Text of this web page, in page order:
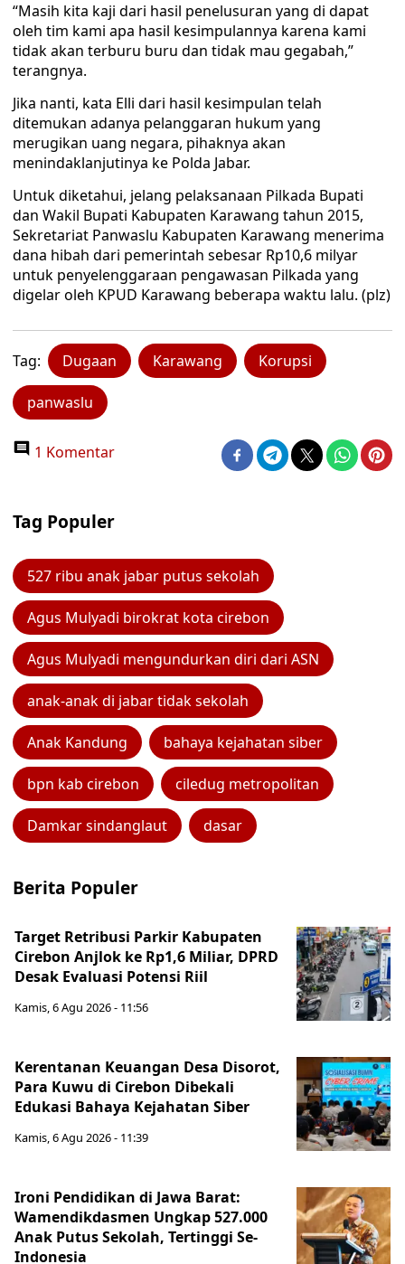
“Masih kita kaji dari hasil penelusuran yang di dapat
oleh tim kami apa hasil kesimpulannya karena kami
tidak akan terburu buru dan tidak mau gegabah,”
terangnya.
Jika nanti, kata Elli dari hasil kesimpulan telah
ditemukan adanya pelanggaran hukum yang
merugikan uang negara, pihaknya akan
menindaklanjutinya ke Polda Jabar.
Untuk diketahui, jelang pelaksanaan Pilkada Bupati
dan Wakil Bupati Kabupaten Karawang tahun 2015,
Sekretariat Panwaslu Kabupaten Karawang menerima
dana hibah dari pemerintah sebesar Rp10,6 milyar
untuk penyelenggaraan pengawasan Pilkada yang
digelar oleh KPUD Karawang beberapa waktu lalu. (plz)
Tag: Dugaan Karawang Korupsi
panwaslu
1 Komentar
Tag Populer
527 ribu anak jabar putus sekolah
Agus Mulyadi birokrat kota cirebon
Agus Mulyadi mengundurkan diri dari ASN
anak-anak di jabar tidak sekolah
Anak Kandung bahaya kejahatan siber
bpn kab cirebon ciledug metropolitan
Damkar sindanglaut dasar
Berita Populer
Target Retribusi Parkir Kabupaten
Cirebon Anjlok ke Rp1,6 Miliar, DPRD
Desak Evaluasi Potensi Riil
Kamis, 6 Agu 2026 - 11:56
Kerentanan Keuangan Desa Disorot,
Para Kuwu di Cirebon Dibekali
Edukasi Bahaya Kejahatan Siber
Kamis, 6 Agu 2026 - 11:39
Ironi Pendidikan di Jawa Barat:
Wamendikdasmen Ungkap 527.000
Anak Putus Sekolah, Tertinggi Se-
Indonesia